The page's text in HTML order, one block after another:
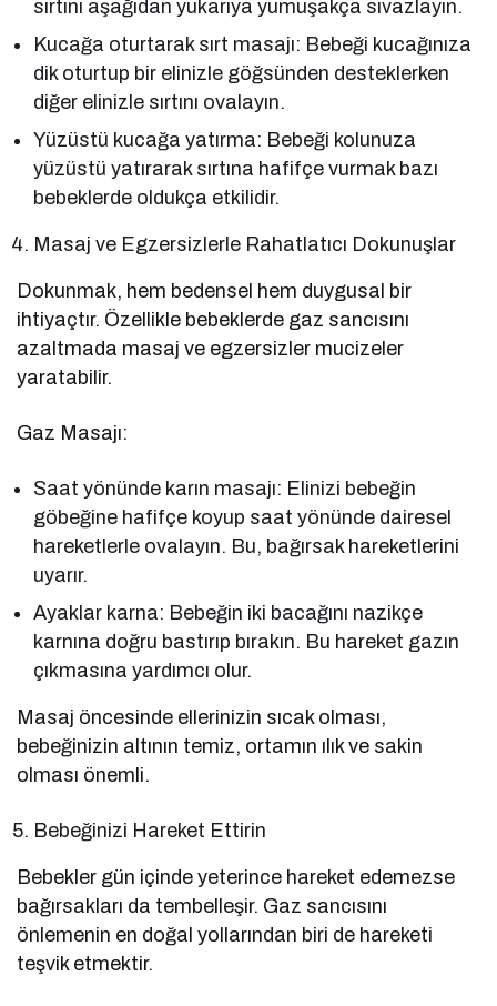
sırtını aşağıdan yukarıya yumuşakça sıvazlayın.
Kucağa oturtarak sırt masajı: Bebeği kucağınıza
dik oturtup bir elinizle göğsünden desteklerken
diğer elinizle sırtını ovalayın.
Yüzüstü kucağa yatırma: Bebeği kolunuza
yüzüstü yatırarak sırtına hafifçe vurmak bazı
bebeklerde oldukça etkilidir.
Masaj ve Egzersizlerle Rahatlatıcı Dokunuşlar
Dokunmak, hem bedensel hem duygusal bir
ihtiyaçtır. Özellikle bebeklerde gaz sancısını
azaltmada masaj ve egzersizler mucizeler
yaratabilir.
Gaz Masajı:
Saat yönünde karın masajı: Elinizi bebeğin
göbeğine hafifçe koyup saat yönünde dairesel
hareketlerle ovalayın. Bu, bağırsak hareketlerini
uyarır.
Ayaklar karna: Bebeğin iki bacağını nazikçe
karnına doğru bastırıp bırakın. Bu hareket gazın
çıkmasına yardımcı olur.
Masaj öncesinde ellerinizin sıcak olması,
bebeğinizin altının temiz, ortamın ılık ve sakin
olması önemli.
Bebeğinizi Hareket Ettirin
Bebekler gün içinde yeterince hareket edemezse
bağırsakları da tembelleşir. Gaz sancısını
önlemenin en doğal yollarından biri de hareketi
teşvik etmektir.